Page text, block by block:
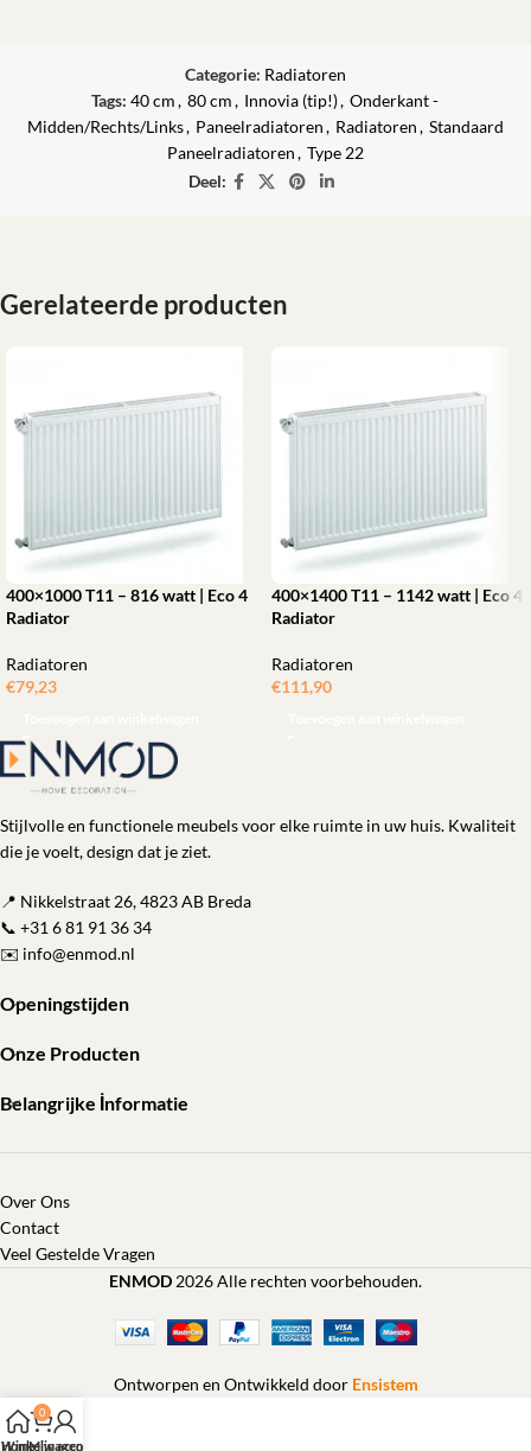
Categorie: Radiatoren
Tags: 40 cm , 80 cm , Innovia (tip!), Onderkant -
Midden/Rechts/Links, Paneelradiatoren, Radiatoren, Standaard
Paneelradiatoren, Type 22
Deel:
Gerelateerde producten
400×1000 T11 – 816 watt | Eco 4
Radiator
Radiatoren
€79,23
400×1400 T11 – 1142 watt | Eco 4
Radiator
Radiatoren
€111,90
Stijlvolle en functionele meubels voor elke ruimte in uw huis. Kwaliteit
die je voelt, design dat je ziet.
📍 Nikkelstraat 26, 4823 AB Breda
📞 +31 6 81 91 36 34
✉️ info@enmod.nl
Openingstijden
Onze Producten
Belangrijke İnformatie
Over Ons
Contact
Veel Gestelde Vragen
ENMOD 2026 Alle rechten voorbehouden.
Ontworpen en Ontwikkeld door Ensistem
Home
0
Winkelwagen
Mijn account